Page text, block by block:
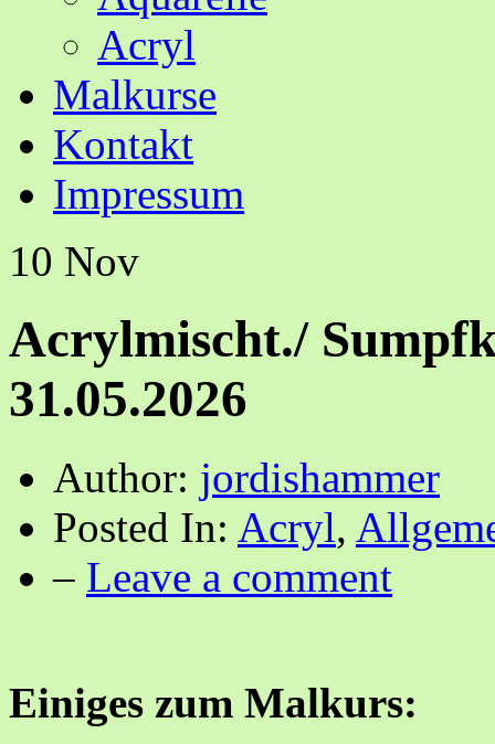
Acryl
Malkurse
Kontakt
Impressum
10 Nov
Acrylmischt./
31.05.2026
Author: jordishammer
Posted In: Acryl,
– Leave a comment
Einiges zum Malkurs: